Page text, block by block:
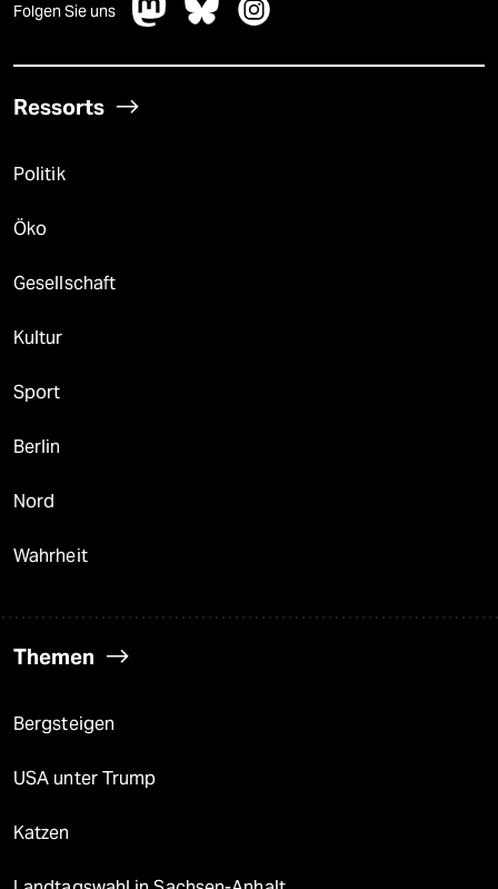
Folgen Sie uns
Ressorts
Politik
Öko
Gesellschaft
Kultur
Sport
Berlin
Nord
Wahrheit
Themen
Bergsteigen
USA unter Trump
Katzen